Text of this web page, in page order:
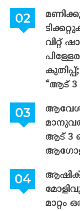
വിറ്റ്
“ആട് 3
ആട് 3
ആഗോള
ആഷിക്